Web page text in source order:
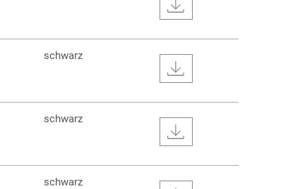
schwarz
schwarz
schwarz